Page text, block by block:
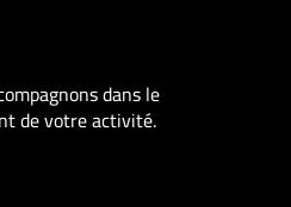
dans le
de votre activité.